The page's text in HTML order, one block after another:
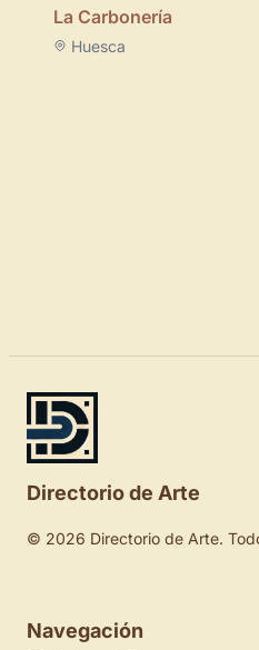
La Carbonería
Huesca
Directorio de Arte
© 2026 Directorio de Arte.
Navegación